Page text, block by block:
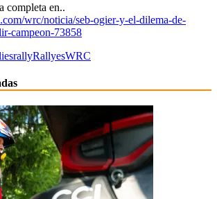
completa en..
wrc/noticia/seb-ogier-y-el-dilema-de-
campeon-73858
rallyRallyesWRC